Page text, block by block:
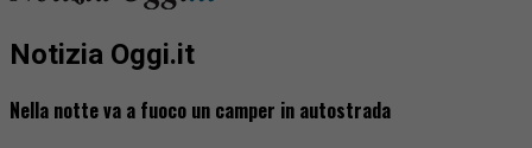
Notizia Oggi.it
Nella notte va a fuoco un camper in autostrada